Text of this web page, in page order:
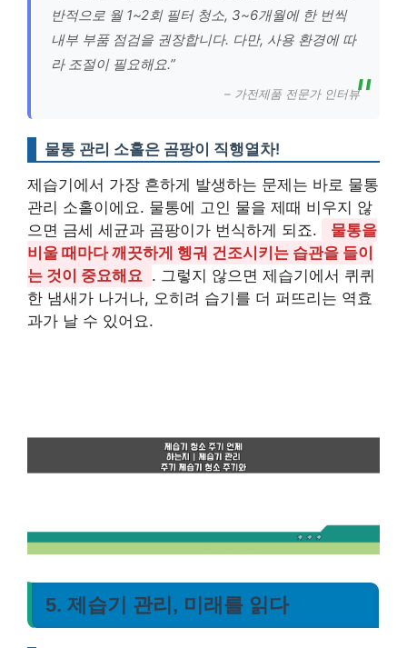
반적으로 월 1~2회 필터 청소, 3~6개월에 한 번씩
내부 부품 점검을 권장합니다. 다만, 사용 환경에 따
라 조절이 필요해요.”
– 가전제품 전문가 인터뷰
물통 관리 소홀은 곰팡이 직행열차!
제습기에서 가장 흔하게 발생하는 문제는 바로 물통
관리 소홀이에요. 물통에 고인 물을 제때 비우지 않
으면 금세 세균과 곰팡이가 번식하게 되죠.
물통을
비울 때마다 깨끗하게 헹궈 건조시키는 습관을 들이
는 것이 중요해요 . 그렇지 않으면 제습기에서 퀴퀴
한 냄새가 나거나, 오히려 습기를 더 퍼뜨리는 역효
과가 날 수 있어요.
5. 제습기 관리, 미래를 읽다